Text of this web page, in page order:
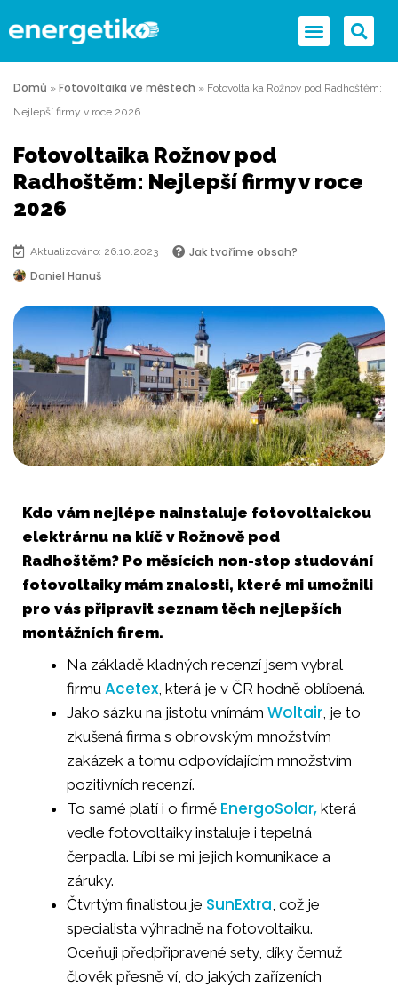
Domů » Fotovoltaika ve městech » Fotovoltaika Rožnov pod Radhoštěm:
Nejlepší firmy v roce 2026
Fotovoltaika Rožnov pod
Radhoštěm: Nejlepší firmy v roce
2026
Aktualizováno: 26.10.2023
Jak tvoříme obsah?
Daniel Hanuš
Kdo vám nejlépe nainstaluje fotovoltaickou
elektrárnu na klíč v Rožnově pod
Radhoštěm? Po měsících non-stop studování
fotovoltaiky mám znalosti, které mi umožnili
pro vás připravit seznam těch nejlepších
montážních firem.
Na základě kladných recenzí jsem vybral
firmu Acetex, která je v ČR hodně oblíbená.
Jako sázku na jistotu vnímám Woltair, je to
zkušená firma s obrovským množstvím
zakázek a tomu odpovídajícím množstvím
pozitivních recenzí.
To samé platí i o firmě EnergoSolar, která
vedle fotovoltaiky instaluje i tepelná
čerpadla. Líbí se mi jejich komunikace a
záruky.
Čtvrtým finalistou je SunExtra, což je
specialista výhradně na fotovoltaiku.
Oceňuji předpřipravené sety, díky čemuž
člověk přesně ví, do jakých zařízeních